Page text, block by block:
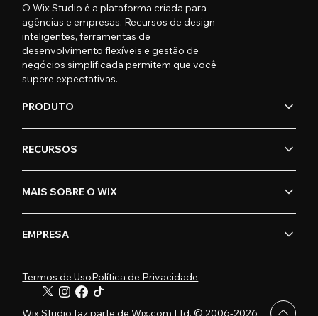
O Wix Studio é a plataforma criada para
agências e empresas. Recursos de design
inteligentes, ferramentas de
desenvolvimento flexíveis e gestão de
negócios simplificada permitem que você
supere expectativas.
PRODUTO
RECURSOS
MAIS SOBRE O WIX
EMPRESA
Termos de UsoPolítica de Privacidade
Wix Studio faz parte de Wix.com Ltd. © 2006-2026